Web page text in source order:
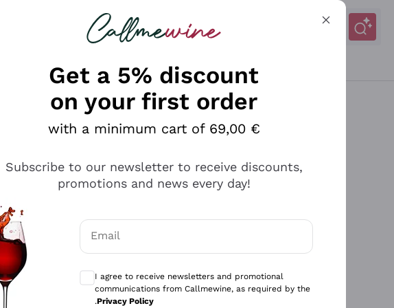
looking for
Get a 5% discount
on your first order
with a minimum cart of 69,00 €
Subscribe to our newsletter to receive discounts,
promotions and news every day!
Email
I agree to receive newsletters and promotional
communications from Callmewine, as required by the
.Privacy Policy